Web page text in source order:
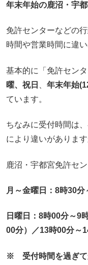
年末年始の鹿沼・宇
免許センターなどの
時間や営業時間に違い
基本的に「免許セン
曜、祝日
年末年始
ています。
ちなみに受付時間は
により違いがあります
鹿沼・宇都宮免許セ
月～金曜日：8時30
日曜日：8時00分～9
00分）／13時00分～
※ 受付時間を過ぎて